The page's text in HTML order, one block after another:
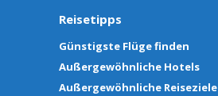
Reisetipps
Günstigste Flüge finden
Außergewöhnliche Hotels
Außergewöhnliche Reiseziele